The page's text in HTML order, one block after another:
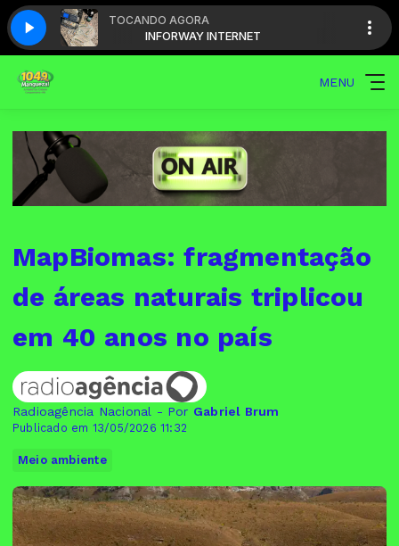
TOCANDO AGORA
INFORWAY INTERNET
MENU
MapBiomas: fragmentação
de áreas naturais triplicou
em 40 anos no país
Radioagência Nacional - Por Gabriel Brum
Publicado em 13/05/2026 11:32
Meio ambiente